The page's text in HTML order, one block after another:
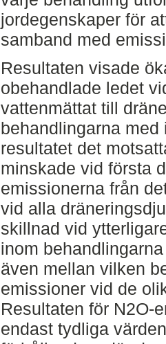
jordegenskaper för
samband med
Resultaten visade
obehandlade ledet
vattenmättat till
behandlingarna
resultatet det
minskade vid första
emissionerna från
vid alla
skillnad vid
inom
även mellan vilken
emissioner vid de
Resultaten för N2O-
endast tydliga